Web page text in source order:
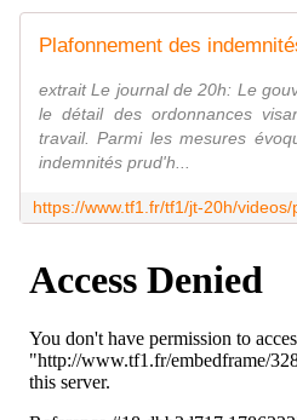
extrait Le journal de 20h: Le
le détail des ordonnances
travail. Parmi les mesures
indemnités prud'h...